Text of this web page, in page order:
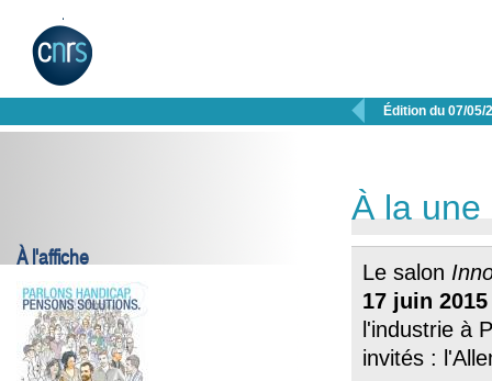
 Édition du 07/05/
À l'affiche
À la une
Le salon
17 juin 2015
l'industrie à
invités :